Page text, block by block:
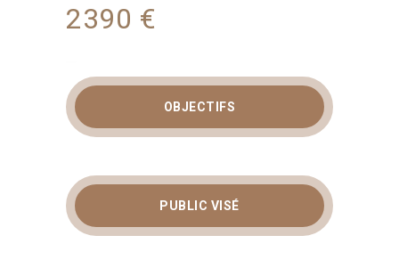
2390 €
(EL-OPS) DEVOPS
CERTIFICATION
(ELEARNING) :
OBJECTIFS
PUBLIC VISÉ